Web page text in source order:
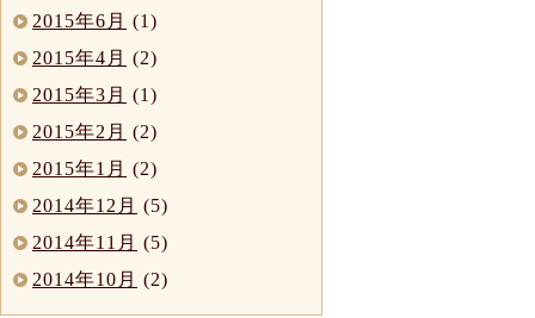
2015年6月 (1)
2015年4月 (2)
2015年3月 (1)
2015年2月 (2)
2015年1月 (2)
2014年12月 (5)
2014年11月 (5)
2014年10月 (2)